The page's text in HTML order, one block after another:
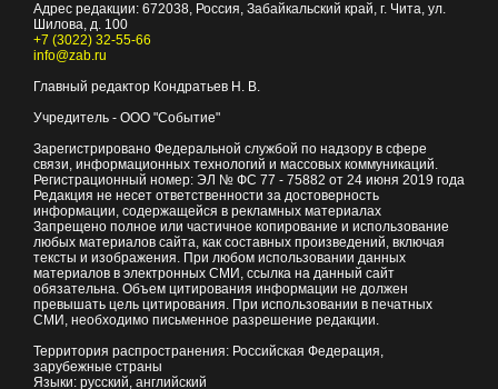
Адрес редакции: 672038, Россия, Забайкальский край, г. Чита, ул.
Шилова, д. 100
+7 (3022) 32-55-66
info@zab.ru
Главный редактор Кондратьев Н. В.
Учредитель - ООО "Событие"
Зарегистрировано Федеральной службой по надзору в сфере
связи, информационных технологий и массовых коммуникаций.
Регистрационный номер: ЭЛ № ФС 77 - 75882 от 24 июня 2019 года
Редакция не несет ответственности за достоверность
информации, содержащейся в рекламных материалах
Запрещено полное или частичное копирование и использование
любых материалов сайта, как составных произведений, включая
тексты и изображения. При любом использовании данных
материалов в электронных СМИ, ссылка на данный сайт
обязательна. Объем цитирования информации не должен
превышать цель цитирования. При использовании в печатных
СМИ, необходимо письменное разрешение редакции.
Территория распространения: Российская Федерация,
зарубежные страны
Языки: русский, английский